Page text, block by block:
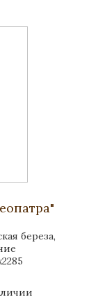
береза,